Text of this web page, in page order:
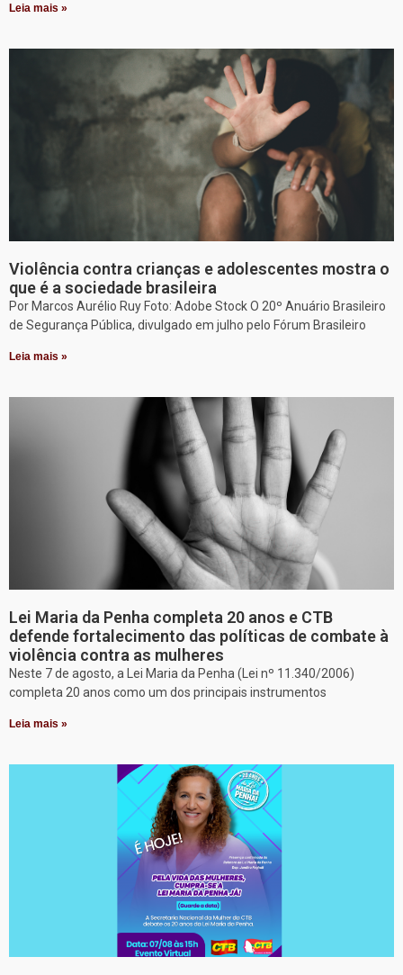
Leia mais »
Violência contra crianças e adolescentes mostra o
que é a sociedade brasileira
Por Marcos Aurélio Ruy Foto: Adobe Stock O 20º Anuário Brasileiro
de Segurança Pública, divulgado em julho pelo Fórum Brasileiro
Leia mais »
Lei Maria da Penha completa 20 anos e CTB
defende fortalecimento das políticas de combate à
violência contra as mulheres
Neste 7 de agosto, a Lei Maria da Penha (Lei nº 11.340/2006)
completa 20 anos como um dos principais instrumentos
Leia mais »